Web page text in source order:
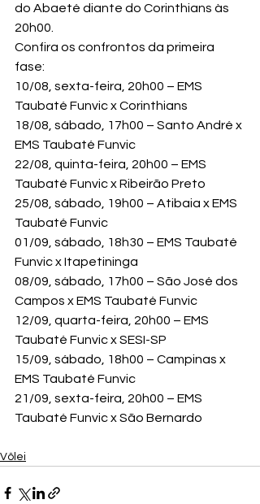
do Abaeté diante do Corinthians às
20h00.
Confira os confrontos da primeira
fase:
10/08, sexta-feira, 20h00 – EMS
Taubaté Funvic x Corinthians
18/08, sábado, 17h00 – Santo André x
EMS Taubaté Funvic
22/08, quinta-feira, 20h00 – EMS
Taubaté Funvic x Ribeirão Preto
25/08, sábado, 19h00 – Atibaia x EMS
Taubaté Funvic
01/09, sábado, 18h30 – EMS Taubaté
Funvic x Itapetininga
08/09, sábado, 17h00 – São José dos
Campos x EMS Taubaté Funvic
12/09, quarta-feira, 20h00 – EMS
Taubaté Funvic x SESI-SP
15/09, sábado, 18h00 – Campinas x
EMS Taubaté Funvic
21/09, sexta-feira, 20h00 – EMS
Taubaté Funvic x São Bernardo
Vôlei